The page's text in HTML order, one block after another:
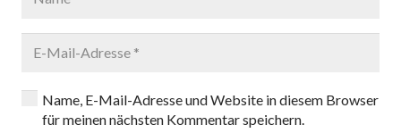
Name, E-Mail-Adresse und Website in diesem Browser
für meinen nächsten Kommentar speichern.